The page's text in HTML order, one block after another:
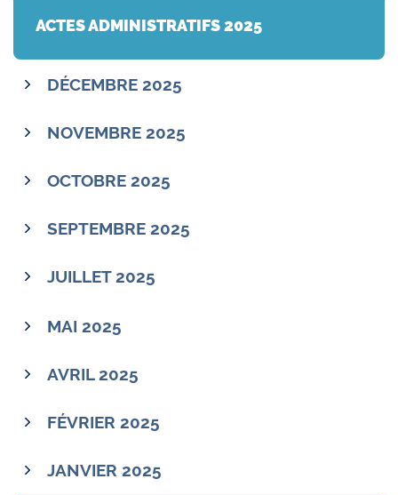
ACTES ADMINISTRATIFS 2025
DÉCEMBRE 2025
NOVEMBRE 2025
OCTOBRE 2025
SEPTEMBRE 2025
JUILLET 2025
MAI 2025
AVRIL 2025
FÉVRIER 2025
JANVIER 2025